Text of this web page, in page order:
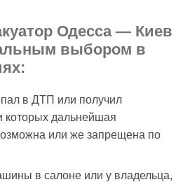
Одесса — Киев
выбором в
в ДТП или получил
которых дальнейшая
или же запрещена по
в салоне или у владельца,